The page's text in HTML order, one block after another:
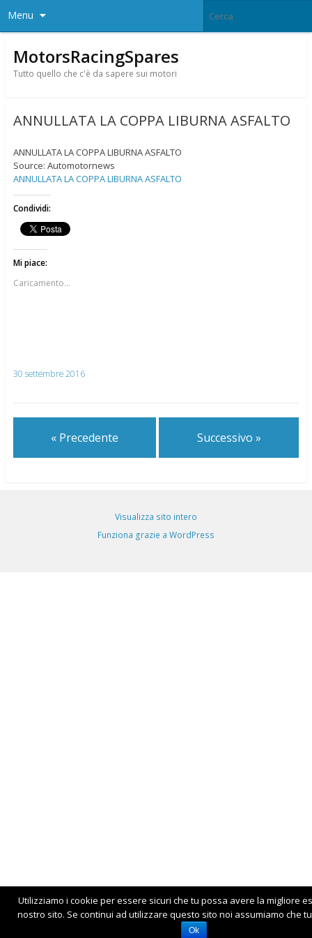
Menu
MotorsRacingSpares
Tutto quello che c'è da sapere sui motori
ANNULLATA LA COPPA LIBURNA ASFALTO
ANNULLATA LA COPPA LIBURNA ASFALTO
Source: Automotornews
ANNULLATA LA COPPA LIBURNA ASFALTO
Condividi:
Mi piace:
Caricamento...
30 settembre 2016
« Precedente Successivo »
Visualizza sito intero
Funziona grazie a WordPress
Utilizziamo i cookie per essere sicuri che tu possa avere la migliore
nostro sito. Se continui ad utilizzare questo sito noi assumiamo che
Ok